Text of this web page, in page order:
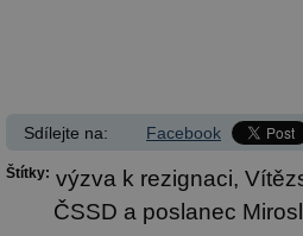
Sdílejte na: Facebook
Štítky: výzva k rezignaci,
ČSSD a poslanec